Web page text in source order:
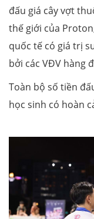
đấu giá cây vợt
thế giới của
quốc tế có giá trị
bởi các VĐV hàng
Toàn bộ số tiền
học sinh có hoàn